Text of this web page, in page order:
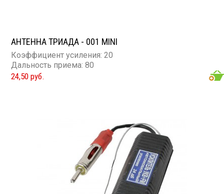
АНТЕННА ТРИАДА - 001 MINI
Коэффициент усиления: 20
Дальность приема: 80
24,50 руб.